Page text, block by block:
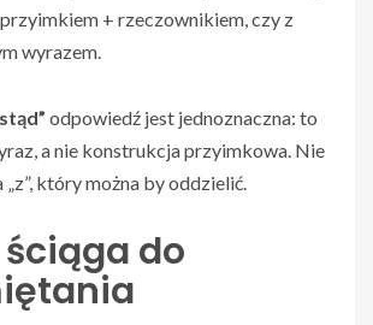
+ rzeczownikiem, czy z
wyrazem.
odpowiedź jest jednoznaczna: to
a nie konstrukcja przyimkowa. Nie
który można by oddzielić.
do